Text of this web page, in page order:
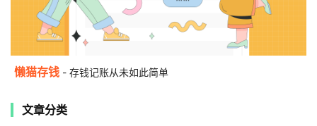
懒猫存钱 - 存钱记账从未如此简单
文章分类